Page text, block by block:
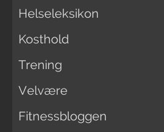
Helseleksikon
Kosthold
Trening
Velvære
Fitnessbloggen